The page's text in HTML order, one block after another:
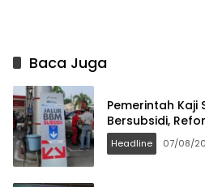
Baca Juga
Pemerintah Kaji
Bersubsidi,
Headline 07/08/